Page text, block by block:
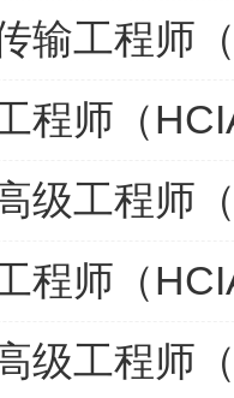
输工程师
程师（
级工程师
程师（
级工程师